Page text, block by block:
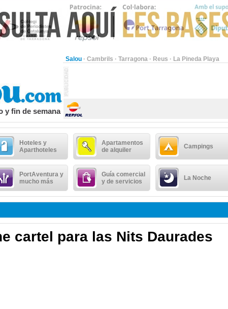
Salou · Cambrils · Tarragona · Reus · La Pineda Playa
y fin de semana
Hoteles y
Aparthoteles
Apartamentos
de alquiler
Campings
PortAventura y
mucho más
Guía comercial
y de servicios
La Noche
cartel para las Nits Daurades